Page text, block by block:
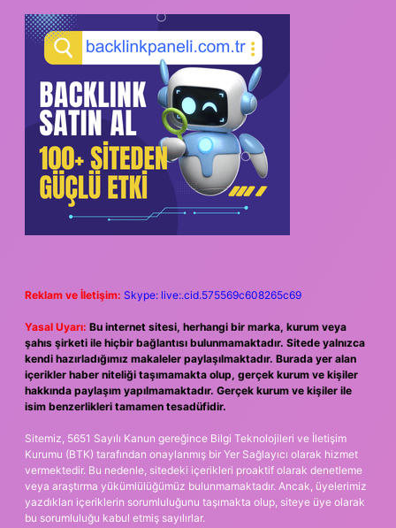
Reklam ve İletişim: Skype: live:.cid.575569c608265c69
Yasal Uyarı: Bu internet sitesi, herhangi bir marka, kurum veya
şahıs şirketi ile hiçbir bağlantısı bulunmamaktadır. Sitede yalnızca
kendi hazırladığımız makaleler paylaşılmaktadır. Burada yer alan
içerikler haber niteliği taşımamakta olup, gerçek kurum ve kişiler
hakkında paylaşım yapılmamaktadır. Gerçek kurum ve kişiler ile
isim benzerlikleri tamamen tesadüfidir.
Sitemiz, 5651 Sayılı Kanun gereğince Bilgi Teknolojileri ve İletişim
Kurumu (BTK) tarafından onaylanmış bir Yer Sağlayıcı olarak hizmet
vermektedir. Bu nedenle, sitedeki içerikleri proaktif olarak denetleme
veya araştırma yükümlülüğümüz bulunmamaktadır. Ancak, üyelerimiz
yazdıkları içeriklerin sorumluluğunu taşımakta olup, siteye üye olarak
bu sorumluluğu kabul etmiş sayılırlar.